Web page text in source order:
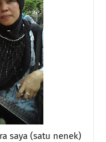
saya (satu nenek)